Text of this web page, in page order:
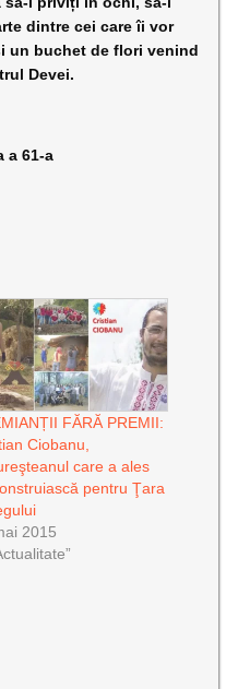
dintre cei care îi vor
un buchet de flori venind
Devei.
a 61-a
FĂRĂ PREMII:
Ciobanu,
care a ales
pentru Ţara
2015